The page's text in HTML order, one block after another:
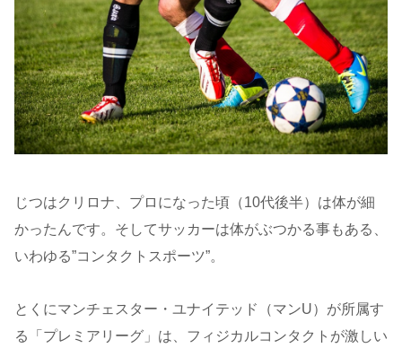
じつはクリロナ、プロになった頃（10代後半）は体が細
かったんです。そしてサッカーは体がぶつかる事もある、
いわゆる”コンタクトスポーツ”。
とくにマンチェスター・ユナイテッド（マンU）が所属す
る「プレミアリーグ」は、フィジカルコンタクトが激しい